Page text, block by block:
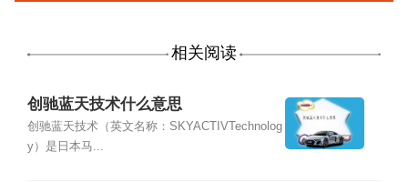
相关阅读
创驰蓝天技术什么意思
创驰蓝天技术（英文名称：SKYACTIVTechnolog
y）是日本马...